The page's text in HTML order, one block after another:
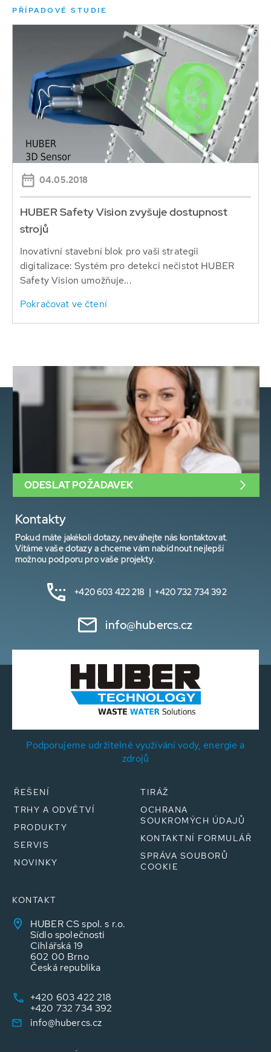
PŘÍPADOVÉ STUDIE
04.05.2018
HUBER Safety Vision zvyšuje dostupnost
strojů
Inovativní stavební blok pro vaši strategii
digitalizace: Systém pro detekci nečistot HUBER
Safety Vision umožňuje...
Pokračovat ve čtení
Kontakty
Pokud máte jakékoli dotazy, neváhejte nás kontaktovat.
Vítáme vaše dotazy a chceme vám nabídnout nejlepší
možnou podporu pro vaše projekty.
+420 603 422 218 | +420 732 734 392
info@hubercs.cz
ODESLAT POŽADAVEK
Podporujeme udržitelné využívání vody, energie a
zdrojů
ŘEŠENÍ
TRHY A ODVĚTVÍ
PRODUKTY
SERVIS
NOVINKY
TIRÁŽ
OCHRANA
SOUKROMÝCH ÚDAJŮ
KONTAKTNÍ FORMULÁŘ
SPRÁVA SOUBORŮ
COOKIE
KONTAKT
HUBER CS spol. s r.o.
Sídlo společnosti
Cihlářská 19
602 00 Brno
Česká republika
+420 603 422 218
+420 732 734 392
info@hubercs.cz